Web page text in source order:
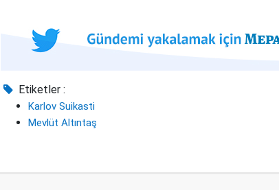
Etiketler :
Karlov Suikasti
Mevlüt Altıntaş